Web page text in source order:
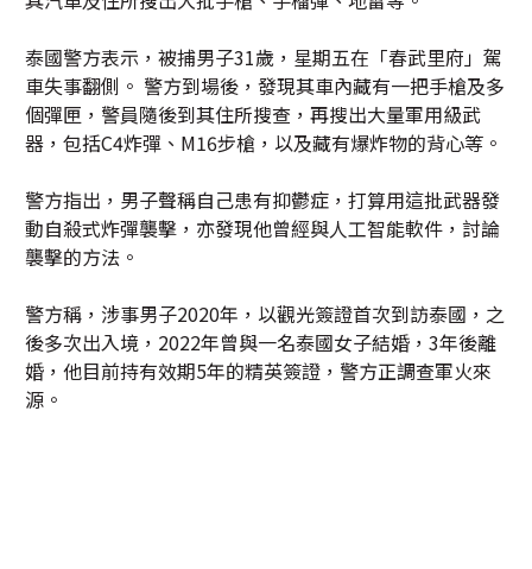
泰國警方表示，被捕男子31歲，星期五在「春武里府」駕
車失事翻側。 警方到場後，發現其車內藏有一把手槍及多
個彈匣，警員隨後到其住所搜查，再搜出大量軍用級武
器，包括C4炸彈、M16步槍，以及藏有爆炸物的背心等。
警方指出，男子聲稱自己患有抑鬱症，打算用這批武器發
動自殺式炸彈襲擊，亦發現他曾經與人工智能軟件，討論
襲擊的方法。
警方稱，涉事男子2020年，以觀光簽證首次到訪泰國，之
後多次出入境，2022年曾與一名泰國女子結婚，3年後離
婚，他目前持有效期5年的精英簽證，警方正調查軍火來
源。